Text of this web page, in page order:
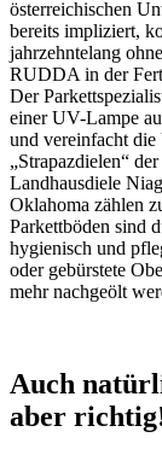
österreichischen
bereits impliziert,
jahrzehntelang
RUDDA in der
Der
einer UV-Lampe
und vereinfacht die
„Strapazdielen“
Landhausdiele
Oklahoma zählen
Parkettböden sind
hygienisch und
oder gebürstete
mehr nachgeölt
Auch
aber